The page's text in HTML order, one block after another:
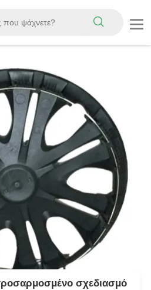
σχεδιασμό